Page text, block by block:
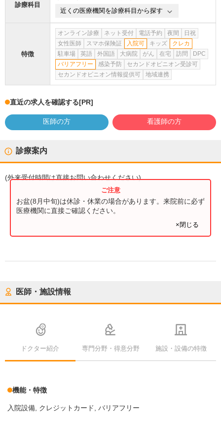
診療科目
近くの医療機関を診療科目から探す
特徴
オンライン診療 ネット受付 電話予約 夜間
日祝
女性医師
スマホ保険証 入院可 キッズ
クレカ
駐車場
英語 外国語 大病院 がん 在宅 訪問
DPC
バリアフリー
感染予防
セカンドオピニオン受診可
セカンドオピニオン情報提供可
地域連携
直近の求人を確認する[PR]
医師の方 看護師の方
診療案内
(外来受付時間は直接お問い合わせください)
お盆(8月中旬)は休診・休業の場合があります。来院前に必ず
医療機関に直接ご確認ください。
×閉じる
医師・施設情報
ドクター紹介 専門分野・得意分野 施設・設備の特徴
機能・特徴
入院設備 クレジットカード バリアフリー